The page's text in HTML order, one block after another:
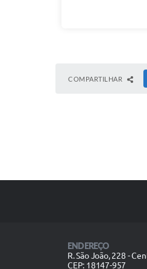
COMPARTILHAR
ENDEREÇO
R. São João, 228 -
CEP: 18147-957